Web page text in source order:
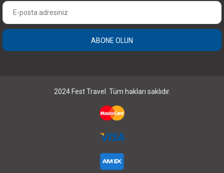
için Üye Olun.
Abone Olun
ABONE OLUN
2024 Fest Travel. Tüm hakları saklıdır.